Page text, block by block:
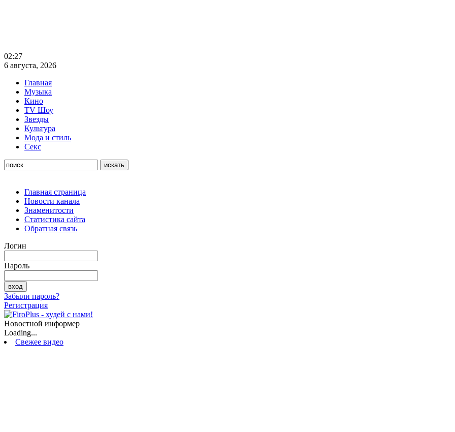
02:27
6 августа, 2026
Главная
Музыка
Кино
TV Шоу
Звезды
Культура
Мода и стиль
Секс
Главная страница
Новости канала
Знаменитости
Статистика сайта
Обратная связь
Логин
Пароль
Забыли пароль?
Регистрация
Новостной информер
Loading...
Свежее видео